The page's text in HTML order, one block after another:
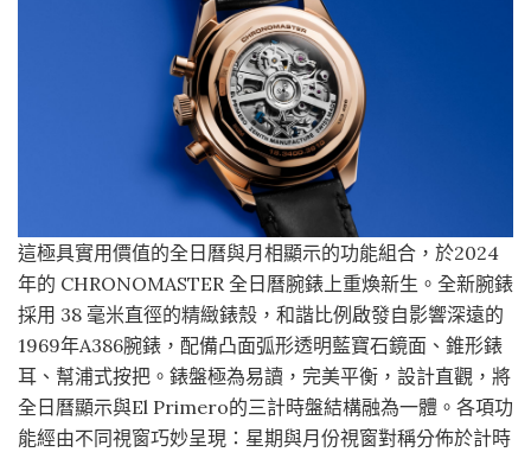
這極具實用價值的全日曆與月相顯示的功能組合，於2024
年的 CHRONOMASTER 全日曆腕錶上重煥新生。全新腕錶
採用 38 毫米直徑的精緻錶殼，和諧比例啟發自影響深遠的
1969年A386腕錶，配備凸面弧形透明藍寶石鏡面、錐形錶
耳、幫浦式按把。錶盤極為易讀，完美平衡，設計直觀，將
全日曆顯示與El Primero的三計時盤結構融為一體。各項功
能經由不同視窗巧妙呈現：星期與月份視窗對稱分佈於計時